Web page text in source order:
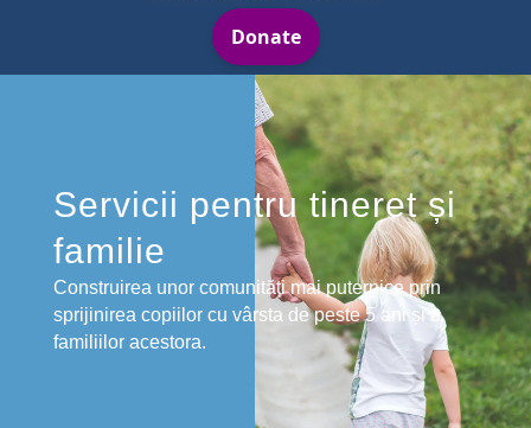
Servicii pentru tineret și
familie
Construirea unor comunități mai puternice prin
sprijinirea copiilor cu vârsta de peste 5 ani și a
familiilor acestora.